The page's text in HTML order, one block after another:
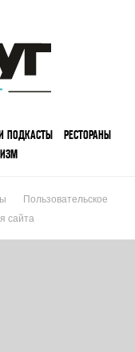
ПОДКАСТЫ
РЕСТОРАНЫ
Пользовательское
сайта